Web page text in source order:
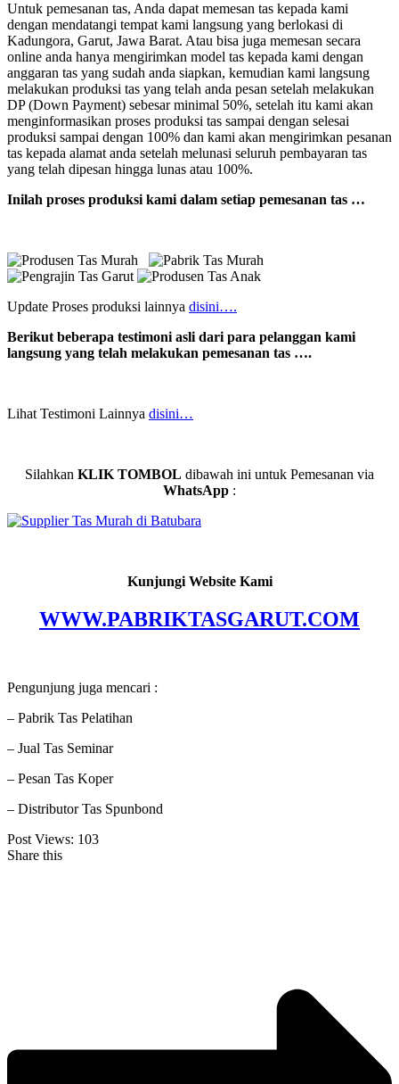
Untuk pemesanan tas, Anda dapat memesan tas kepada kami
dengan mendatangi tempat kami langsung yang berlokasi di
Kadungora, Garut, Jawa Barat. Atau bisa juga memesan secara
online anda hanya mengirimkan model tas kepada kami dengan
anggaran tas yang sudah anda siapkan, kemudian kami langsung
melakukan produksi tas yang telah anda pesan setelah melakukan
DP (Down Payment) sebesar minimal 50%, setelah itu kami akan
menginformasikan proses produksi tas sampai dengan selesai
produksi sampai dengan 100% dan kami akan mengirimkan pesanan
tas kepada alamat anda setelah melunasi seluruh pembayaran tas
yang telah dipesan hingga lunas atau 100%.
Inilah proses produksi kami dalam setiap pemesanan tas …
Update Proses produksi lainnya disini….
Berikut beberapa testimoni asli dari para pelanggan kami
langsung yang telah melakukan pemesanan tas ….
Lihat Testimoni Lainnya disini…
Silahkan KLIK TOMBOL dibawah ini untuk Pemesanan via
WhatsApp :
Kunjungi Website Kami
WWW.PABRIKTASGARUT.COM
Pengunjung juga mencari :
– Pabrik Tas Pelatihan
– Jual Tas Seminar
– Pesan Tas Koper
– Distributor Tas Spunbond
Post Views: 103
Share this